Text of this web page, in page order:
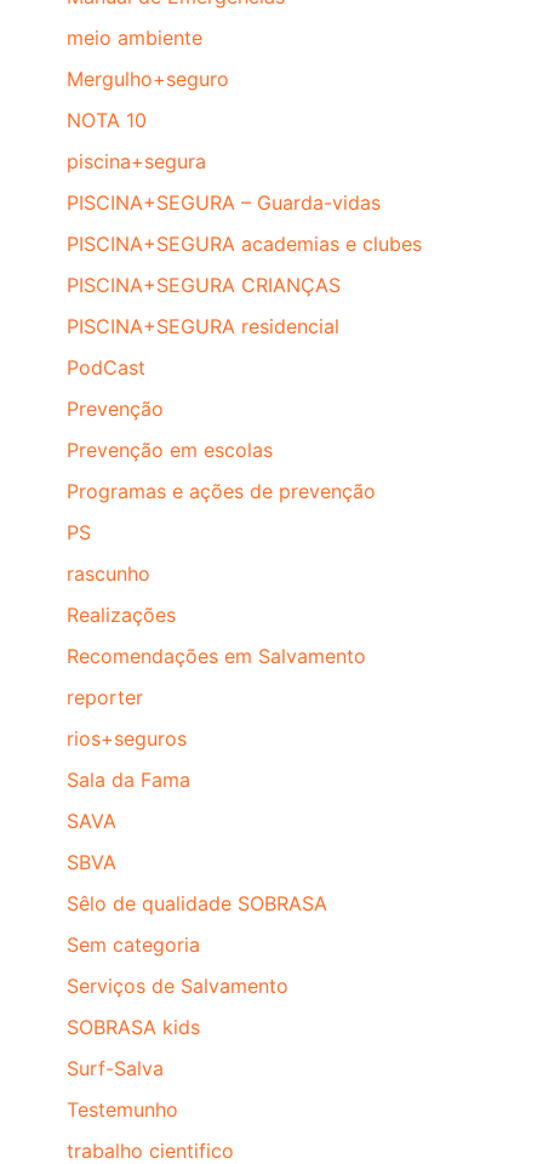
meio ambiente
Mergulho+seguro
NOTA 10
piscina+segura
PISCINA+SEGURA – Guarda-vidas
PISCINA+SEGURA academias e clubes
PISCINA+SEGURA CRIANÇAS
PISCINA+SEGURA residencial
PodCast
Prevenção
Prevenção em escolas
Programas e ações de prevenção
PS
rascunho
Realizações
Recomendações em Salvamento
reporter
rios+seguros
Sala da Fama
SAVA
SBVA
Sêlo de qualidade SOBRASA
Sem categoria
Serviços de Salvamento
SOBRASA kids
Surf-Salva
Testemunho
trabalho cientifico